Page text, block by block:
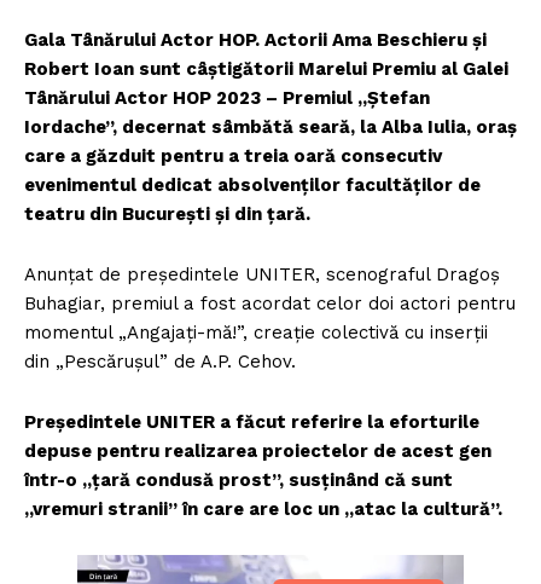
Gala Tânărului Actor HOP. Actorii Ama Beschieru şi
Robert Ioan sunt câştigătorii Marelui Premiu al Galei
Tânărului Actor HOP 2023 – Premiul „Ştefan
Iordache”, decernat sâmbătă seară, la Alba Iulia, oraş
care a găzduit pentru a treia oară consecutiv
evenimentul dedicat absolvenţilor facultăţilor de
teatru din Bucureşti şi din ţară.
Anunţat de preşedintele UNITER, scenograful Dragoş
Buhagiar, premiul a fost acordat celor doi actori pentru
momentul „Angajaţi-mă!”, creaţie colectivă cu inserţii
din „Pescăruşul” de A.P. Cehov.
Preşedintele UNITER a făcut referire la eforturile
depuse pentru realizarea proiectelor de acest gen
într-o „ţară condusă prost”, susţinând că sunt
„vremuri stranii” în care are loc un „atac la cultură”.